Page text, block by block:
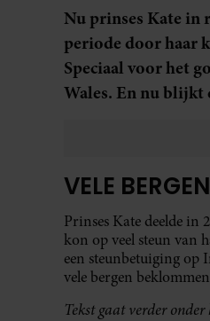
Nu prinses Kate in
periode door haar
Speciaal voor het
Wales. En nu blijkt
VELE
Prinses Kate deelde in
kon op veel steun van
een steunbetuiging op
vele bergen
Tekst gaat verder